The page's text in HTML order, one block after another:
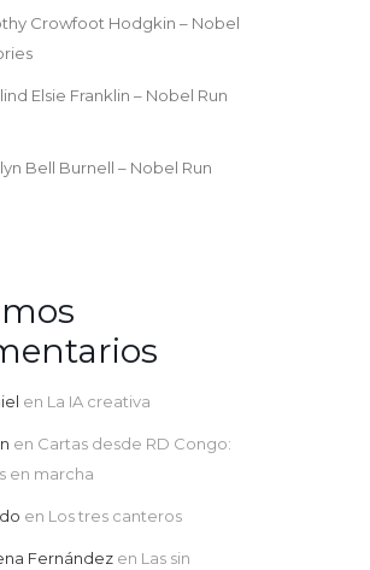
Crowfoot Hodgkin – Nobel
Elsie Franklin – Nobel Run
Bell Burnell – Nobel Run
en La IA creativa
en Cartas desde RD Congo:
en marcha
en Los tres canteros
Fernández en Las sin